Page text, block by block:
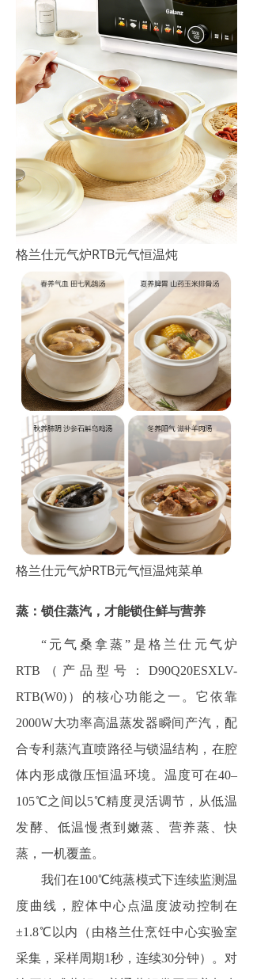
格兰仕元气炉RTB元气恒温炖
格兰仕元气炉RTB元气恒温炖菜单
蒸：锁住蒸汽，才能锁住鲜与营养
“元气桑拿蒸”是格兰仕元气炉
RTB（产品型号：D90Q20ESXLV-
RTB(W0)）的核心功能之一。它依靠
2000W大功率高温蒸发器瞬间产汽，配
合专利蒸汽直喷路径与锁温结构，在腔
体内形成微压恒温环境。温度可在40–
105℃之间以5℃精度灵活调节，从低温
发酵、低温慢煮到嫩蒸、营养蒸、快
蒸，一机覆盖。
我们在100℃纯蒸模式下连续监测温
度曲线，腔体中心点温度波动控制在
±1.8℃以内（由格兰仕烹饪中心实验室
采集，采样周期1秒，连续30分钟）。对